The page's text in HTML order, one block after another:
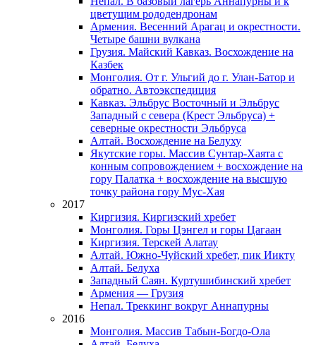
цветущим рододендронам
Армения. Весенний Арагац и окрестности.
Четыре башни вулкана
Грузия. Майский Кавказ. Восхождение на
Казбек
Монголия. От г. Ульгий до г. Улан-Батор и
обратно. Автоэкспедиция
Кавказ. Эльбрус Восточный и Эльбрус
Западный с севера (Крест Эльбруса) +
северные окрестности Эльбруса
Алтай. Восхождение на Белуху
Якутские горы. Массив Сунтар-Хаята с
конным сопровождением + восхождение на
гору Палатка + восхождение на высшую
точку района гору Мус-Хая
2017
Киргизия. Киргизский хребет
Монголия. Горы Цэнгел и горы Цагаан
Киргизия. Терскей Алатау
Алтай. Южно-Чуйский хребет, пик Иикту
Алтай. Белуха
Западный Саян. Куртушибинский хребет
Армения — Грузия
Непал. Треккинг вокруг Аннапурны
2016
Монголия. Массив Табын-Богдо-Ола